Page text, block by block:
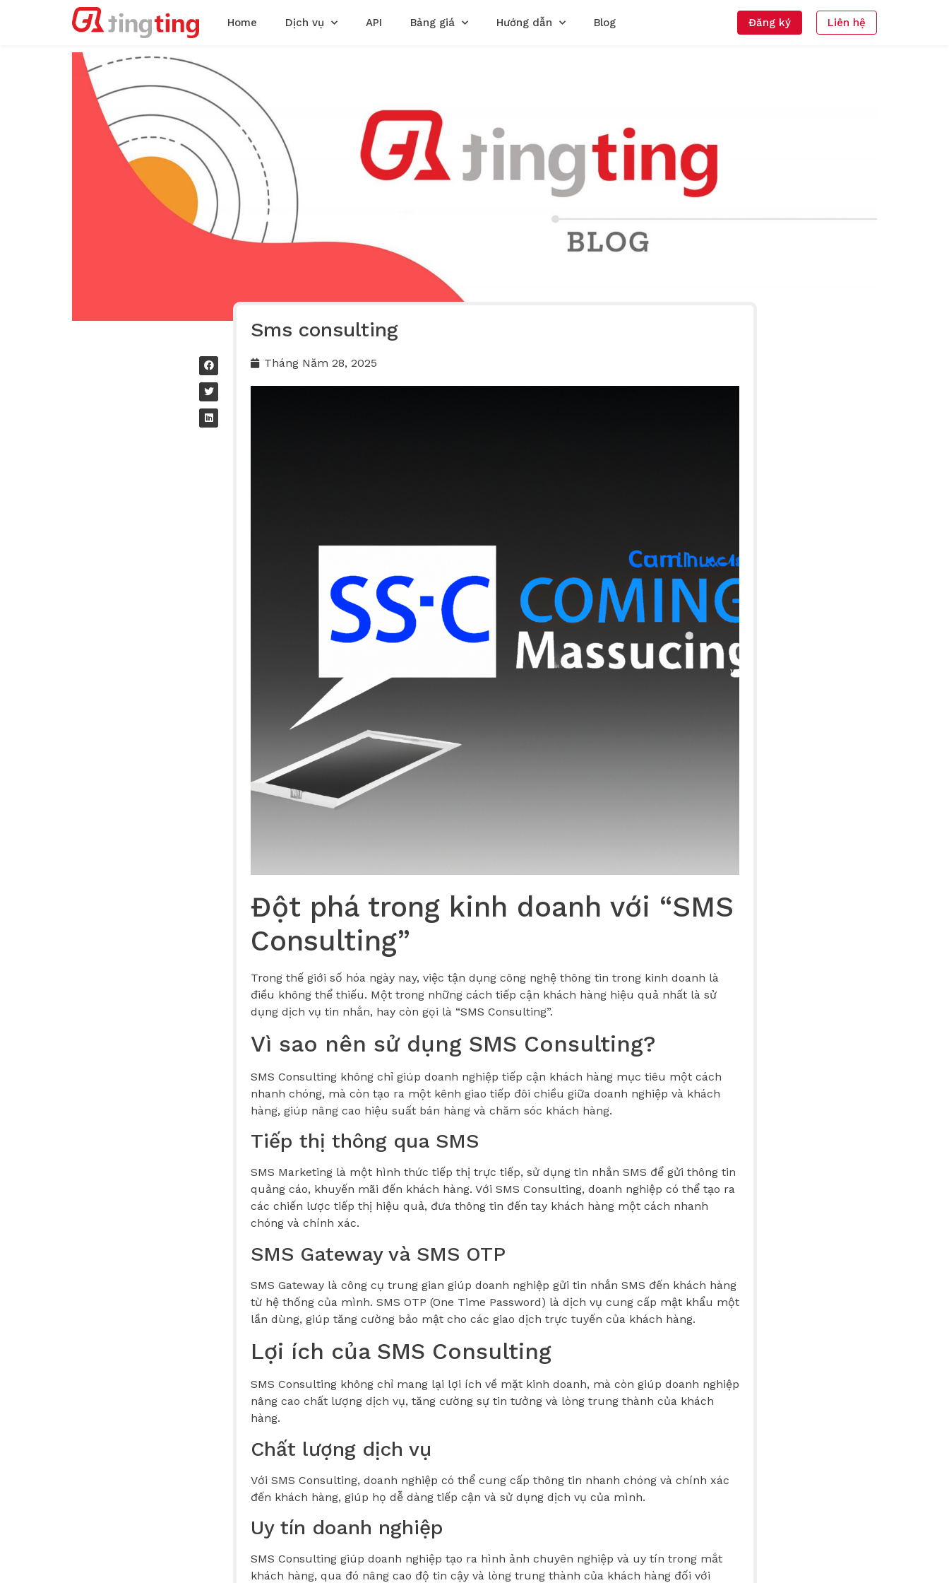
Home Dịch vụ API Bảng giá Hướng dẫn Blog Đăng ký Liên hệ
Sms consulting
Tháng Năm 28, 2025
Đột phá trong kinh doanh với “SMS
Consulting”
Trong thế giới số hóa ngày nay, việc tận dụng công nghệ thông tin trong kinh doanh là
điều không thể thiếu. Một trong những cách tiếp cận khách hàng hiệu quả nhất là sử
dụng dịch vụ tin nhắn, hay còn gọi là “SMS Consulting”.
Vì sao nên sử dụng SMS Consulting?
SMS Consulting không chỉ giúp doanh nghiệp tiếp cận khách hàng mục tiêu một cách
nhanh chóng, mà còn tạo ra một kênh giao tiếp đôi chiều giữa doanh nghiệp và khách
hàng, giúp nâng cao hiệu suất bán hàng và chăm sóc khách hàng.
Tiếp thị thông qua SMS
SMS Marketing là một hình thức tiếp thị trực tiếp, sử dụng tin nhắn SMS để gửi thông tin
quảng cáo, khuyến mãi đến khách hàng. Với SMS Consulting, doanh nghiệp có thể tạo ra
các chiến lược tiếp thị hiệu quả, đưa thông tin đến tay khách hàng một cách nhanh
chóng và chính xác.
SMS Gateway và SMS OTP
SMS Gateway là công cụ trung gian giúp doanh nghiệp gửi tin nhắn SMS đến khách hàng
từ hệ thống của mình. SMS OTP (One Time Password) là dịch vụ cung cấp mật khẩu một
lần dùng, giúp tăng cường bảo mật cho các giao dịch trực tuyến của khách hàng.
Lợi ích của SMS Consulting
SMS Consulting không chỉ mang lại lợi ích về mặt kinh doanh, mà còn giúp doanh nghiệp
nâng cao chất lượng dịch vụ, tăng cường sự tin tưởng và lòng trung thành của khách
hàng.
Chất lượng dịch vụ
Với SMS Consulting, doanh nghiệp có thể cung cấp thông tin nhanh chóng và chính xác
đến khách hàng, giúp họ dễ dàng tiếp cận và sử dụng dịch vụ của mình.
Uy tín doanh nghiệp
SMS Consulting giúp doanh nghiệp tạo ra hình ảnh chuyên nghiệp và uy tín trong mắt
khách hàng, qua đó nâng cao độ tin cậy và lòng trung thành của khách hàng đối với